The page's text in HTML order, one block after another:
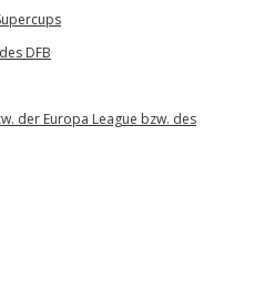
DFB
der Europa League bzw. des